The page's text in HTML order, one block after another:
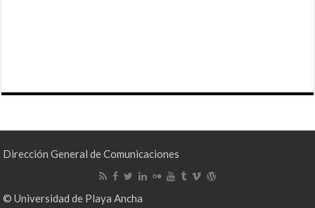
Dirección General de Comunicaciones
© Universidad de Playa Ancha